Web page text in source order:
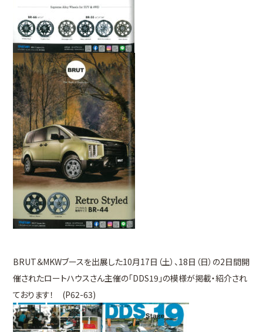
BRUT＆MKWブースを出展した10月17日（土）、18日（日）の2日間開
催されたロートハウスさん主催の「DDS19」の模様が掲載・紹介され
ております！ (P62-63)